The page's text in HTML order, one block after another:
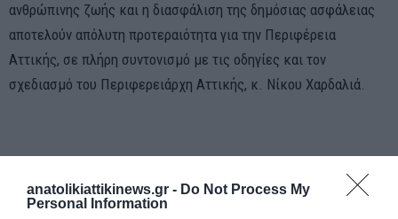
anatolikiattikinews.gr - Do Not Process My
Personal Information
ανθρώπινης ζωής και η διασφάλιση της δημόσιας ασφάλειας
αποτελούν απόλυτη προτεραιότητα για την Περιφέρεια
Αττικής, σε πλήρη συντονισμό με τις οδηγίες και τον
σχεδιασμό του Περιφερειάρχη Αττικής, κ. Νίκου Χαρδαλιά.